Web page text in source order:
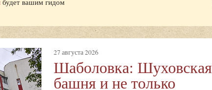
будет вашим гидом
27 августа 2026
Шаболовка: Шуховская
башня и не только